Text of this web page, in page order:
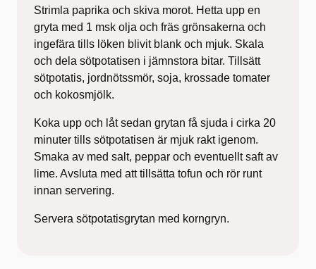
Strimla paprika och skiva morot. Hetta upp en
gryta med 1 msk olja och fräs grönsakerna och
ingefära tills löken blivit blank och mjuk. Skala
och dela sötpotatisen i jämnstora bitar. Tillsätt
sötpotatis, jordnötssmör, soja, krossade tomater
och kokosmjölk.
Koka upp och låt sedan grytan få sjuda i cirka 20
minuter tills sötpotatisen är mjuk rakt igenom.
Smaka av med salt, peppar och eventuellt saft av
lime. Avsluta med att tillsätta tofun och rör runt
innan servering.
Servera sötpotatisgrytan med korngryn.